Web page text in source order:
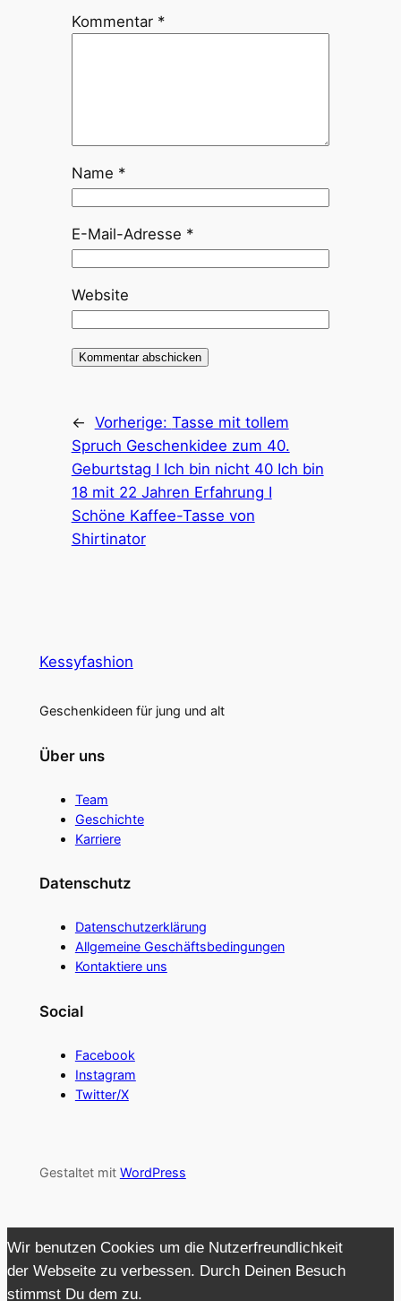
Kommentar *
Name *
E-Mail-Adresse *
Website
← Vorherige: Tasse mit tollem
Spruch Geschenkidee zum 40.
Geburtstag I Ich bin nicht 40 Ich bin
18 mit 22 Jahren Erfahrung I
Schöne Kaffee-Tasse von
Shirtinator
Kessyfashion
Geschenkideen für jung und alt
Über uns
Team
Geschichte
Karriere
Datenschutz
Datenschutzerklärung
Allgemeine Geschäftsbedingungen
Kontaktiere uns
Social
Facebook
Instagram
Twitter/X
Gestaltet mit WordPress
Wir benutzen Cookies um die Nutzerfreundlichkeit
der Webseite zu verbessen. Durch Deinen Besuch
stimmst Du dem zu.